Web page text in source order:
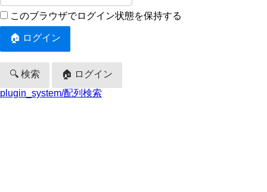
このブラウザでログイン状態を保持する
🔍 検索
🏠 ログイン
plugin_system/配列検索